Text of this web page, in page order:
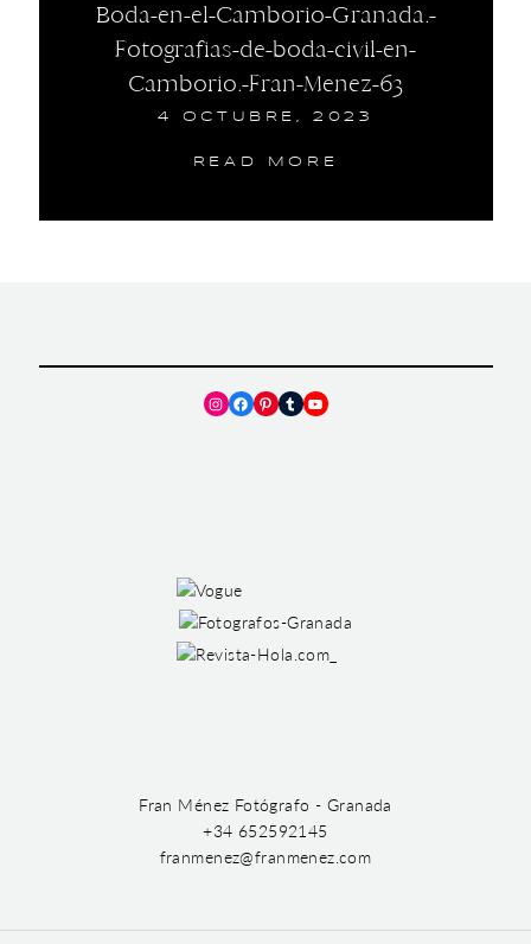
Boda-en-el-Camborio-Granada.-
Fotografias-de-boda-civil-en-
Camborio.-Fran-Menez-63
4 OCTUBRE, 2023
READ MORE
Instagram
Facebook
Pinterest
TumblrYouTube
Fran Ménez Fotógrafo - Granada
+34 652592145
franmenez@franmenez.com